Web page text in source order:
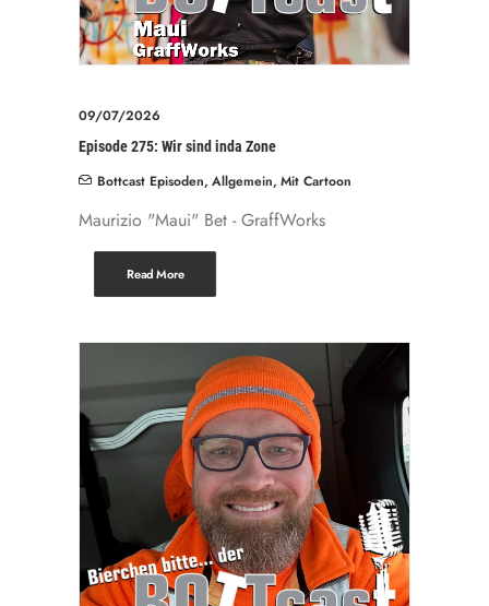
09/07/2026
Episode 275: Wir sind inda Zone
Bottcast Episoden, Allgemein, Mit Cartoon
Maurizio "Maui" Bet - GraffWorks
Read More